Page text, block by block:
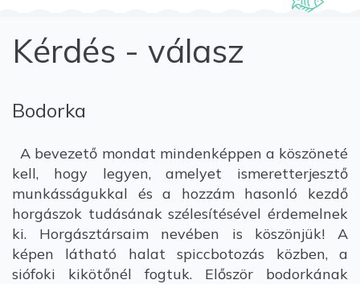
Kérdés - válasz
Bodorka
A bevezető mondat mindenképpen a köszöneté
kell, hogy legyen, amelyet ismeretterjesztő
munkásságukkal és a hozzám hasonló kezdő
horgászok tudásának szélesítésével érdemelnek
ki. Horgásztársaim nevében is köszönjük! A
képen látható halat spiccbotozás közben, a
siófoki kikötőnél fogtuk. Először bodorkának